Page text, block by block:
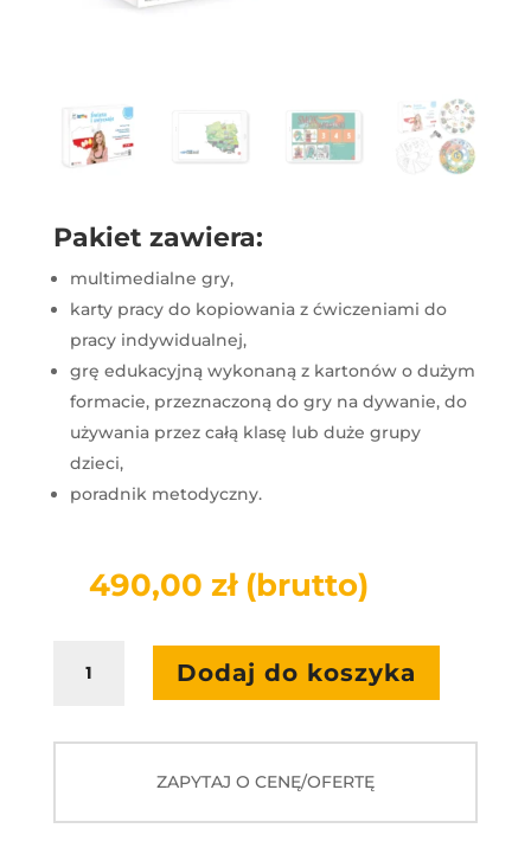
Pakiet zawiera:
multimedialne gry,
karty pracy do kopiowania z ćwiczeniami do
pracy indywidualnej,
grę edukacyjną wykonaną z kartonów o dużym
formacie, przeznaczoną do gry na dywanie, do
używania przez całą klasę lub duże grupy
dzieci,
poradnik metodyczny.
490,00 zł (brutto)
HARMONIJNY
ZWYCZAJE
Dodaj do koszyka
ZAPYTAJ O CENĘ/OFERTĘ